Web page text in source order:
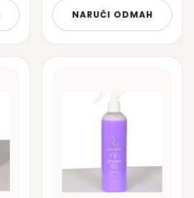
NARUČI ODMAH